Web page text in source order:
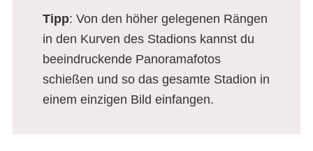
Tipp: Von den höher gelegenen Rängen
in den Kurven des Stadions kannst du
beeindruckende Panoramafotos
schießen und so das gesamte Stadion in
einem einzigen Bild einfangen.